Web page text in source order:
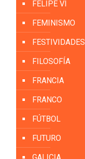
FELIPE VI
FEMINISMO
FESTIVIDADES
FILOSOFÍA
FRANCIA
FRANCO
FÚTBOL
FUTURO